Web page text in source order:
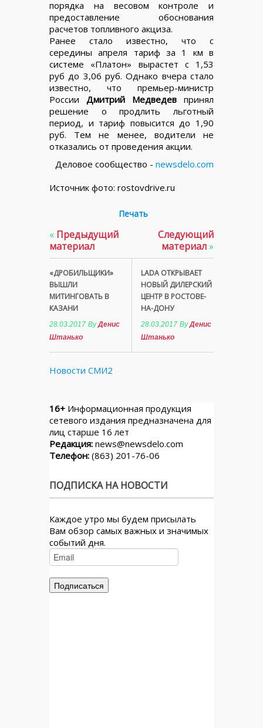
порядка на весовом контроле и
предоставление обоснования
расчетов топливного акциза.
Ранее стало известно, что с
середины апреля тариф за 1 км в
системе «Платон» вырастет с 1,53
руб до 3,06 руб. Однако вчера стало
известно, что премьер-министр
России Дмитрий Медведев принял
решение о продлить льготный
период, и тариф повысится до 1,90
руб. Тем не менее, водители не
отказались от проведения акции.
Деловое сообщество - newsdelo.com
Источник фото: rostovdrive.ru
Печать
« Предыдущий
материал
«ДРОБИЛЬЩИКИ»
ВЫШЛИ
МИТИНГОВАТЬ В
КАЗАНИ
28.03.2017 ByДенис
Штанько
Следующий
материал»
LADA ОТКРЫВАЕТ
НОВЫЙ ДИЛЕРСКИЙ
ЦЕНТР В РОСТОВЕ-
НА-ДОНУ
28.03.2017 ByДенис
Штанько
Новости СМИ2
16+ Информационная продукция
сетевого издания предназначена для
лиц старше 16 лет
Редакция: news@newsdelo.com
Телефон: (863) 201-76-06
ПОДПИСКА НА НОВОСТИ
Каждое утро мы будем присылать
Вам обзор самых важных и значимых
событий дня.